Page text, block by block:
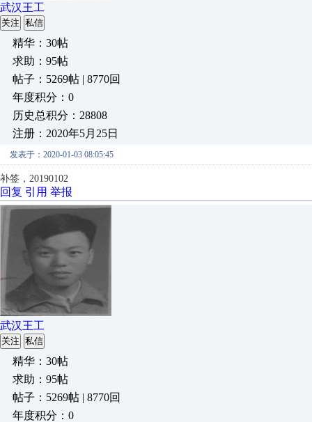
武汉王工
关注 私信
精华：30帖
求助：95帖
帖子：5269帖 | 8770回
年度积分：0
历史总积分：28808
注册：2020年5月25日
发表于：2020-01-03 08:05:45
补签，20190102
回复 引用 举报
武汉王工
关注 私信
精华：30帖
求助：95帖
帖子：5269帖 | 8770回
年度积分：0